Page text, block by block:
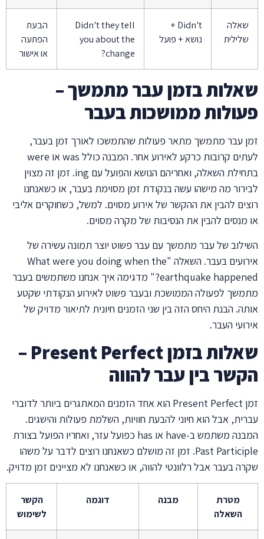
שאלה
שלילית
Didn't +
נושא + פועל
Didn't they tell
you about the
change?
הבעת
הפתעה
או אישור
שאלות בזמן עבר מתמשך –
פעולות ממושכות בעבר
זמן עבר מתמשך מתאר פעולות שהתמשכו לאורך זמן בעבר,
לעתים קרובות כרקע לאירוע אחר. המבנה כולל was או were
בתחילת השאלה, ואחריהם הנושא והפועל עם ing. זמן זה מצוין
לבירור מה מישהו עשה בנקודת זמן מסוימת בעבר, או כשאנחנו
רוצים להבין את ההקשר של אירוע מסוים. למשל, כשחוקרים אליבי
או מנסים להבין את הנסיבות של מקרה מסוים.
השילוב של עבר מתמשך עם עבר פשוט יוצר תמונה עשירה של
אירועים בעבר. השאלה "What were you doing when the
earthquake happened?" מדגימה איך אנחנו משתמשים בעבר
מתמשך לפעולה הממושכת ובעבר פשוט לאירוע הנקודתי שקטע
אותה. הבנת היחס הזה בין שני הזמנים חיונית לתיאור מדויק של
אירועי העבר.
שאלות בזמן Present Perfect –
הקשר בין עבר להווה
זמן Present Perfect הוא אחד הזמנים המאתגרים ביותר לדוברי
עברית, אבל הוא חיוני להבעת חוויות, השלמת פעולות והישגים.
המבנה משתמש ב-have או has כפועל עזר, ואחריו הפועל בצורת
Past Participle. זמן זה מושלם כשאנחנו רוצים לדבר על משהו
שקרה בעבר אבל רלוונטי להווה, או כשאנחנו לא מציינים זמן מדויק.
מטרת
השאלה
מבנה דוגמה
הקשר
לשימוש